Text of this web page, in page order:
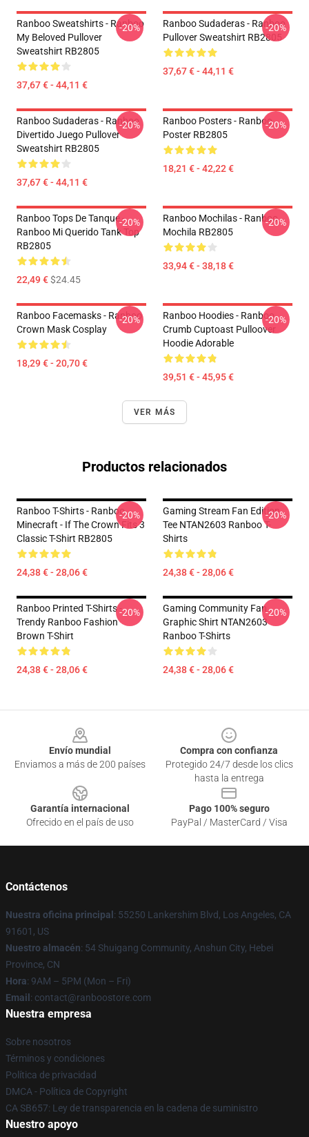
Ranboo Sweatshirts - Ranboo
My Beloved Pullover
Sweatshirt RB2805
37,67 € - 44,11 €
-20%
Ranboo Sudaderas - Ranboo
Pullover Sweatshirt RB2805
37,67 € - 44,11 €
-20%
Ranboo Sudaderas - Ranboo
Divertido Juego Pullover
Sweatshirt RB2805
37,67 € - 44,11 €
-20%
Ranboo Posters - Ranboo
Poster RB2805
18,21 € - 42,22 €
-20%
Ranboo Tops De Tanque -
Ranboo Mi Querido Tank Top
RB2805
22,49 €$24.45
-20%
Ranboo Mochilas - Ranboo
Mochila RB2805
33,94 € - 38,18 €
-20%
Ranboo Facemasks - Ranboo
Crown Mask Cosplay
18,29 € - 20,70 €
-20%
Ranboo Hoodies - Ranboo
Crumb Cuptoast Pulloover
Hoodie Adorable
39,51 € - 45,95 €
-20%
VER MÁS
Productos relacionados
Ranboo T-Shirts - Ranboo
Minecraft - If The Crown Fits 3
Classic T-Shirt RB2805
24,38 € - 28,06 €
-20%
Gaming Stream Fan Edition
Tee NTAN2603 Ranboo T-
Shirts
24,38 € - 28,06 €
-20%
Ranboo Printed T-Shirts -
Trendy Ranboo Fashion
Brown T-Shirt
24,38 € - 28,06 €
-20%
Gaming Community Fan
Graphic Shirt NTAN2603
Ranboo T-Shirts
24,38 € - 28,06 €
-20%
Envío mundial
Enviamos a más de 200 países
Compra con confianza
Protegido 24/7 desde los clics
hasta la entrega
Garantía internacional
Ofrecido en el país de uso
Pago 100% seguro
PayPal / MasterCard / Visa
Contáctenos
Nuestra oficina principal : 55250 Lankershim Blvd, Los Angeles, CA
91601, US
Nuestro almacén: 54 Shuigang Community, Anshun City, Hebei
Province, CN
Hora: 9AM – 5PM (Mon – Fri)
Email : contact@ranboostore.com
Nuestra empresa
Sobre nosotros
Términos y condiciones
Política de privacidad
DMCA - Política de Copyright
CA SB657: Ley de transparencia en la cadena de suministro
Nuestro apoyo